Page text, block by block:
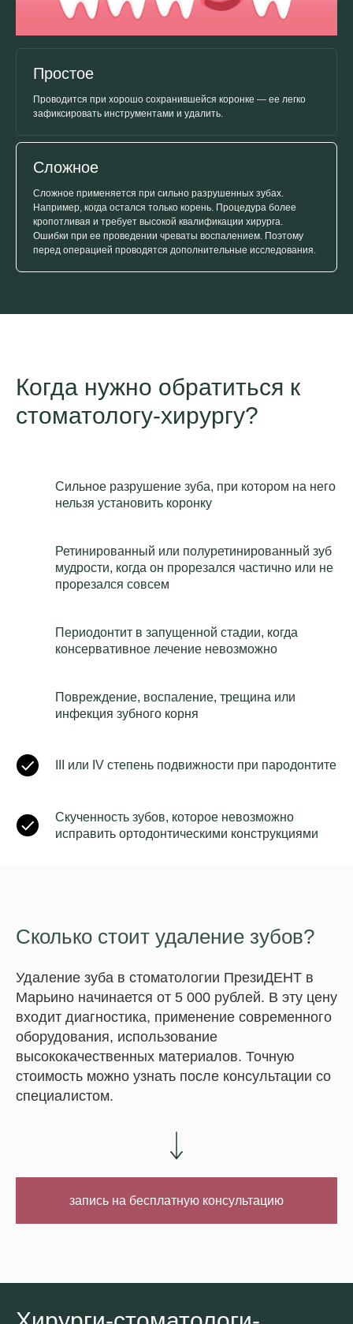
Простое
Проводится при хорошо сохранившейся коронке — ее легко
зафиксировать инструментами и удалить.
Сложное
Сложное применяется при сильно разрушенных зубах.
Например, когда остался только корень. Процедура более
кропотливая и требует высокой квалификации хирурга.
Ошибки при ее проведении чреваты воспалением. Поэтому
перед операцией проводятся дополнительные исследования.
Когда нужно обратиться к
стоматологу-хирургу?
Сильное разрушение зуба, при котором на него
нельзя установить коронку
Ретинированный или полуретинированный зуб
мудрости, когда он прорезался частично или не
прорезался совсем
Периодонтит в запущенной стадии, когда
консервативное лечение невозможно
Повреждение, воспаление, трещина или
инфекция зубного корня
III или IV степень подвижности при пародонтите
Скученность зубов, которое невозможно
исправить ортодонтическими конструкциями
Сколько стоит удаление зубов?
Удаление зуба в стоматологии ПрезиДЕНТ в
Марьино начинается от 5 000 рублей. В эту цену
входит диагностика, применение современного
оборудования, использование
высококачественных материалов. Точную
стоимость можно узнать после консультации со
специалистом.
запись на бесплатную консультацию